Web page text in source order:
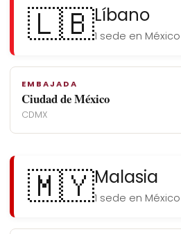
🇱🇧Líbano
1 sede en México
EMBAJADA
Ciudad de México
CDMX
🇲🇾Malasia
1 sede en México